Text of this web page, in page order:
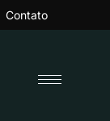
Contato